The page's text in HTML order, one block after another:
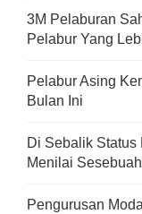
3M Pelaburan
Pelabur Yang
Pelabur Asing
Bulan Ini
Di Sebalik Status
Menilai
Pengurusan